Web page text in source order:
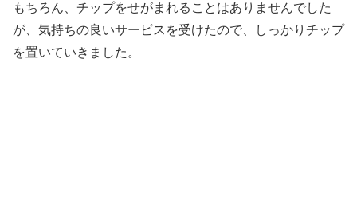
もちろん、チップをせがまれることはありませんでした
が、気持ちの良いサービスを受けたので、しっかりチップ
を置いていきました。